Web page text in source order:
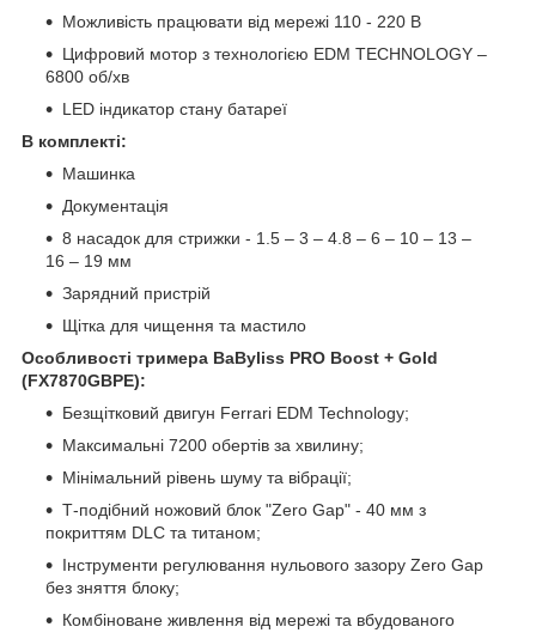
Можливість працювати від мережі 110 - 220 В
Цифровий мотор з технологією EDM TECHNOLOGY –
6800 об/хв
LED індикатор стану батареї
В комплекті:
Машинка
Документація
8 насадок для стрижки - 1.5 – 3 – 4.8 – 6 – 10 – 13 –
16 – 19 мм
Зарядний пристрій
Щітка для чищення та мастило
Особливості тримера BaByliss PRO Boost + Gold
(FX7870GBPE):
Безщітковий двигун Ferrari EDM Technology;
Максимальні 7200 обертів за хвилину;
Мінімальний рівень шуму та вібрації;
Т-подібний ножовий блок "Zero Gap" - 40 мм з
покриттям DLC та титаном;
Інструменти регулювання нульового зазору Zero Gap
без зняття блоку;
Комбіноване живлення від мережі та вбудованого